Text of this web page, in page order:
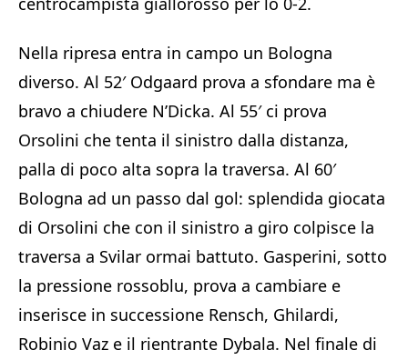
Nella ripresa entra in campo un Bologna
diverso. Al 52′ Odgaard prova a sfondare ma è
bravo a chiudere N’Dicka. Al 55′ ci prova
Orsolini che tenta il sinistro dalla distanza,
palla di poco alta sopra la traversa. Al 60′
Bologna ad un passo dal gol: splendida giocata
di Orsolini che con il sinistro a giro colpisce la
traversa a Svilar ormai battuto. Gasperini, sotto
la pressione rossoblu, prova a cambiare e
inserisce in successione Rensch, Ghilardi,
Robinio Vaz e il rientrante Dybala. Nel finale di